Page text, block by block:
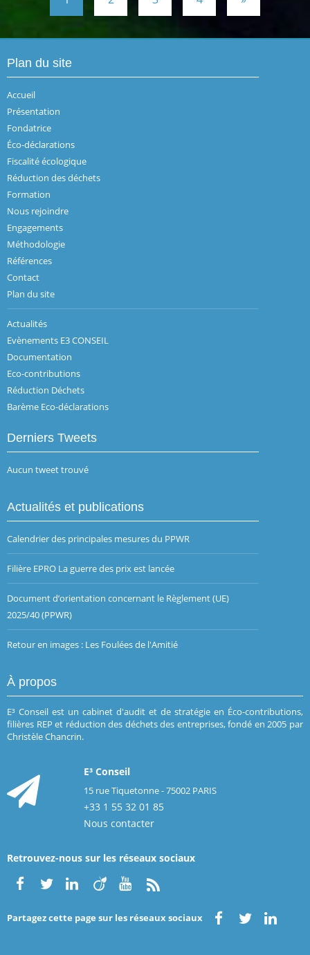
Plan du site
Accueil
Présentation
Fondatrice
Éco-déclarations
Fiscalité écologique
Réduction des déchets
Formation
Nous rejoindre
Engagements
Méthodologie
Références
Contact
Plan du site
Actualités
Evènements E3 CONSEIL
Documentation
Eco-contributions
Réduction Déchets
Barème Eco-déclarations
Derniers Tweets
Aucun tweet trouvé
Actualités et publications
Calendrier des principales mesures du PPWR
Filière EPRO La guerre des prix est lancée
Document d’orientation concernant le Règlement (UE)
2025/40 (PPWR)
Retour en images : Les Foulées de l'Amitié
À propos
E³ Conseil est un cabinet d'audit et de stratégie en Éco-contributions,
filières REP et réduction des déchets des entreprises, fondé en 2005 par
Christèle Chancrin.
E³ Conseil
15 rue Tiquetonne - 75002 PARIS
+33 1 55 32 01 85
Nous contacter
Retrouvez-nous sur les réseaux sociaux
Partagez cette page sur les réseaux sociaux